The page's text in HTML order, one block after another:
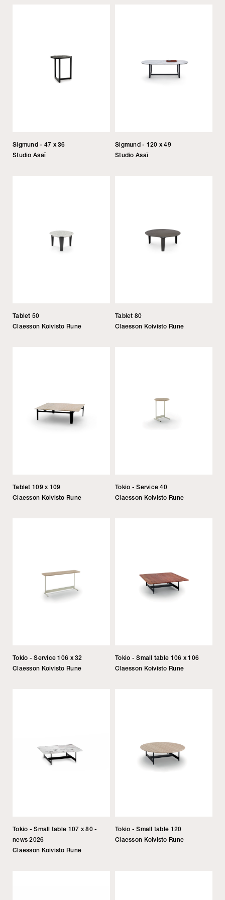
Sigmund - 47 x 36
Studio Asaï
Sigmund - 120 x 49
Studio Asaï
Tablet 50
Claesson Koivisto Rune
Tablet 80
Claesson Koivisto Rune
Tablet 109 x 109
Claesson Koivisto Rune
Tokio - Service 40
Claesson Koivisto Rune
Tokio - Service 106 x 32
Claesson Koivisto Rune
Tokio - Small table 106 x 106
Claesson Koivisto Rune
Tokio - Small table 107 x 80 -
news 2026
Claesson Koivisto Rune
Tokio - Small table 120
Claesson Koivisto Rune